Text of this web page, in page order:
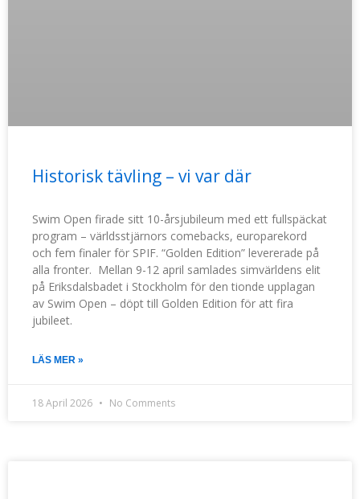
Historisk tävling – vi var där
Swim Open firade sitt 10-årsjubileum med ett fullspäckat
program – världsstjärnors comebacks, europarekord
och fem finaler för SPIF. “Golden Edition” levererade på
alla fronter. Mellan 9-12 april samlades simvärldens elit
på Eriksdalsbadet i Stockholm för den tionde upplagan
av Swim Open – döpt till Golden Edition för att fira
jubileet.
LÄS MER »
18 April 2026 No Comments